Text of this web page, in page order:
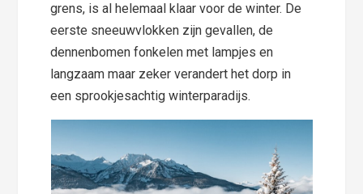
grens, is al helemaal klaar voor de winter. De
eerste sneeuwvlokken zijn gevallen, de
dennenbomen fonkelen met lampjes en
langzaam maar zeker verandert het dorp in
een sprookjesachtig winterparadijs.